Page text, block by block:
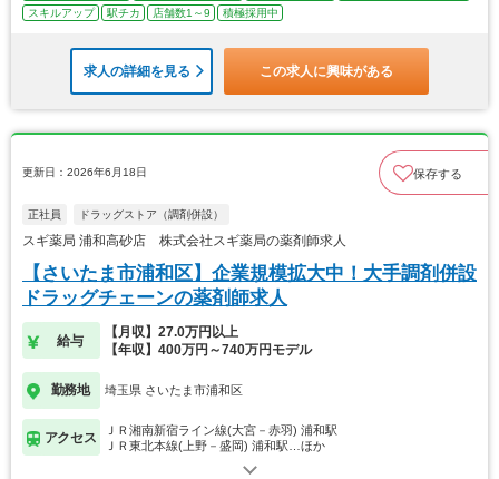
スキルアップ 駅チカ 店舗数1～9 積極採用中
求人の詳細を見る この求人に興味がある
更新日：2026年6月18日 保存する
正社員 ドラッグストア（調剤併設）
スギ薬局 浦和高砂店 株式会社スギ薬局の薬剤師求人
【さいたま市浦和区】企業規模拡大中！大手調剤併設
ドラッグチェーンの薬剤師求人
給与
【月収】27.0万円以上
【年収】400万円～740万円モデル
勤務地 埼玉県 さいたま市浦和区
アクセス
ＪＲ湘南新宿ライン線(大宮－赤羽) 浦和駅
ＪＲ東北本線(上野－盛岡) 浦和駅…ほか